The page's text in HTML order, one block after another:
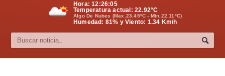
Cultura
Hora:12:26:06
Temperatura actual: 22.92°C
Algo De Nubes (Max.23.45ºC - Min.22.11ºC)
Humedad: 81% y Viento: 1.34 Km/h